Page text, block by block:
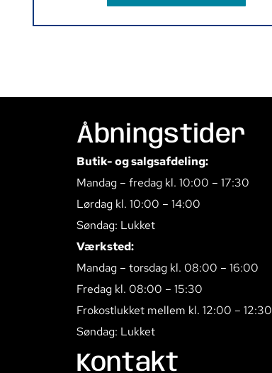
Åbningstider
Butik- og salgsafdeling:
Mandag – fredag kl. 10:00 – 17:30
Lørdag kl. 10:00 – 14:00
Søndag: Lukket
Værksted:
Mandag – torsdag kl. 08:00 – 16:00
Fredag kl. 08:00 – 15:30
Frokostlukket mellem kl. 12:00 – 12:30
Søndag: Lukket
Kontakt